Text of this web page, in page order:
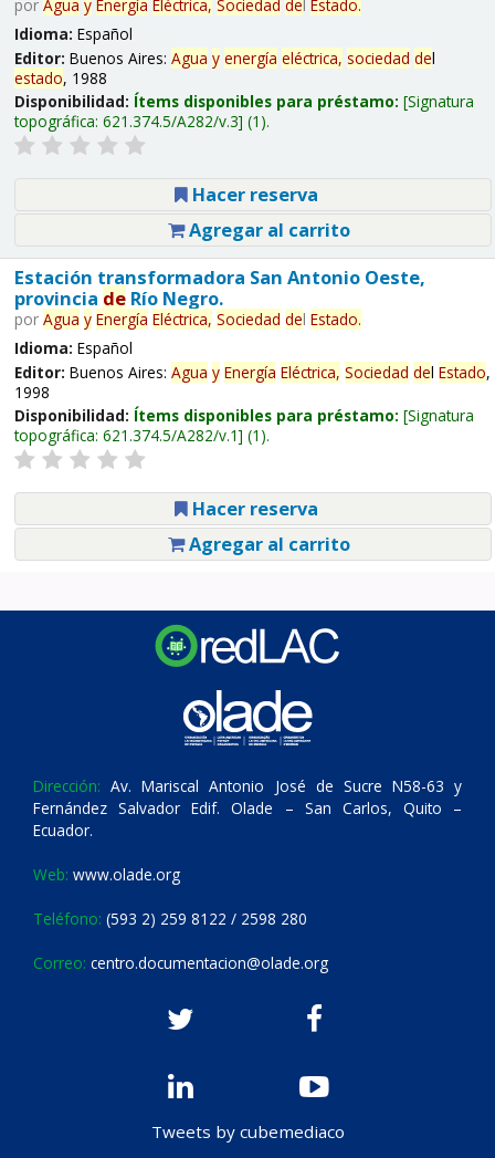
por Agua y Energía Eléctrica, Sociedad del Estado.
Idioma: Español
Editor: Buenos Aires: Agua y energía eléctrica, sociedad del
estado, 1988
Disponibilidad: Ítems disponibles para préstamo: Signatura
topográfica: 621.374.5/A282/v.3 (1).
Hacer reserva
Agregar al carrito
Estación transformadora San Antonio Oeste,
provincia deRío Negro.
por Agua y Energía Eléctrica, Sociedad del Estado.
Idioma: Español
Editor: Buenos Aires: Agua y Energía Eléctrica, Sociedad del Estado,
1998
Disponibilidad: Ítems disponibles para préstamo: Signatura
topográfica: 621.374.5/A282/v.1 (1).
Hacer reserva
Agregar al carrito
Dirección: Av. Mariscal Antonio José de Sucre N58-63 y
Fernández Salvador Edif. Olade – San Carlos, Quito –
Ecuador.
Web: www.olade.org
Teléfono: (593 2) 259 8122 / 2598 280
Correo: centro.documentacion@olade.org
Tweets by cubemediaco